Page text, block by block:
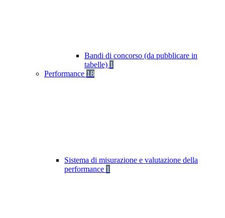
Bandi di concorso (da pubblicare in
tabelle) 1
Performance 18
Sistema di misurazione e valutazione della
performance 1